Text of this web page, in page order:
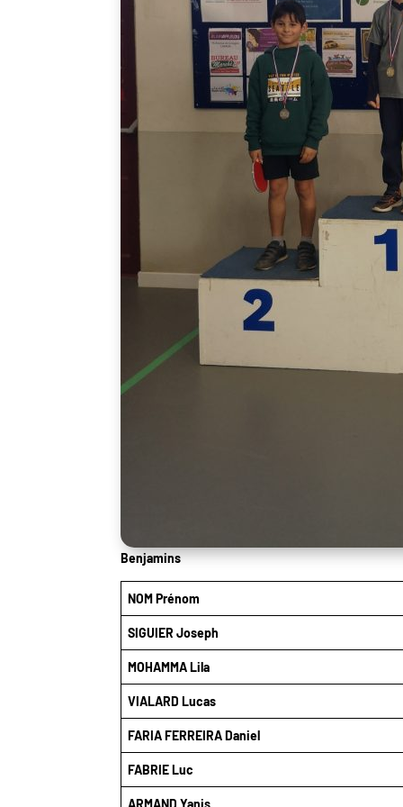
Benjamins
NOM Prénom
SIGUIER Joseph
MOHAMMA Lila
VIALARD Lucas
FARIA FERREIRA Daniel
FABRIE Luc
ARMAND Yanis